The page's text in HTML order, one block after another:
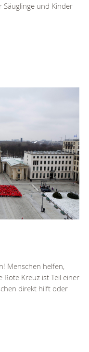
Säuglinge und Kinder
Menschen helfen,
Rote Kreuz ist Teil einer
direkt hilft oder